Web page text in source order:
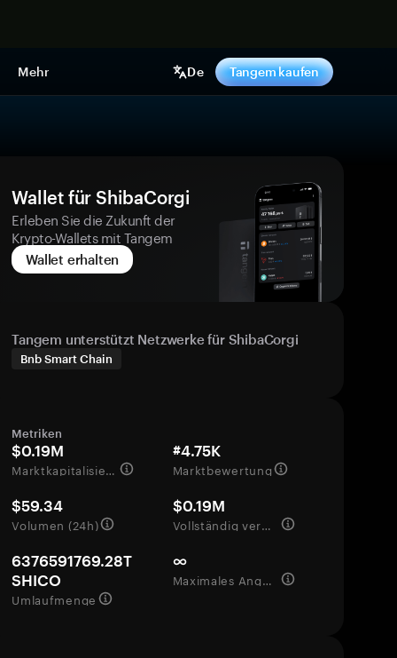
Mehr De Tangem kaufen
Wallet für ShibaCorgi
Erleben Sie die Zukunft der
Krypto-Wallets mit Tangem
Wallet erhalten
Tangem unterstützt Netzwerke für ShibaCorgi
Bnb Smart Chain
Metriken
$0.19M
Marktkapitalisierung
#4.75K
Marktbewertung
$59.34
Volumen (24h)
$0.19M
Vollständig verwässerte Bewertung
6376591769.28T
SHICO
Umlaufmenge
∞
Maximales Angebot